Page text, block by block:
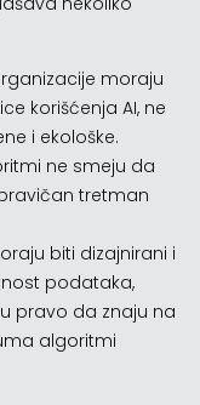
moraju
korišćenja AI, ne
i ekološke.
ne smeju da
tretman
biti dizajnirani i
podataka,
pravo da znaju na
algoritmi